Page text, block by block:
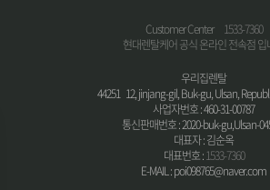
Customer Center 1533-7360
현대렌탈케어 공식 온라인 전속점 입
우리집렌탈
44251 12, jinjang-gil, Buk-gu, Ulsan,
사업자번호 : 460-31-00787
통신판매번호 : 2020-buk-gu,Ulsan-
대표자 : 김순옥
대표번호 :1533-7360
E-MAIL : poi098765@naver.com